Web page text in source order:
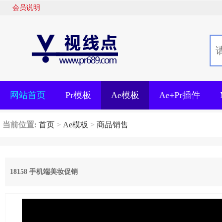
会员说明
网站首页 Pr模板 Ae模板 Ae+Pr插件
当前位置: 首页 > Ae模板 > 商品销售
18158 手机端美妆促销